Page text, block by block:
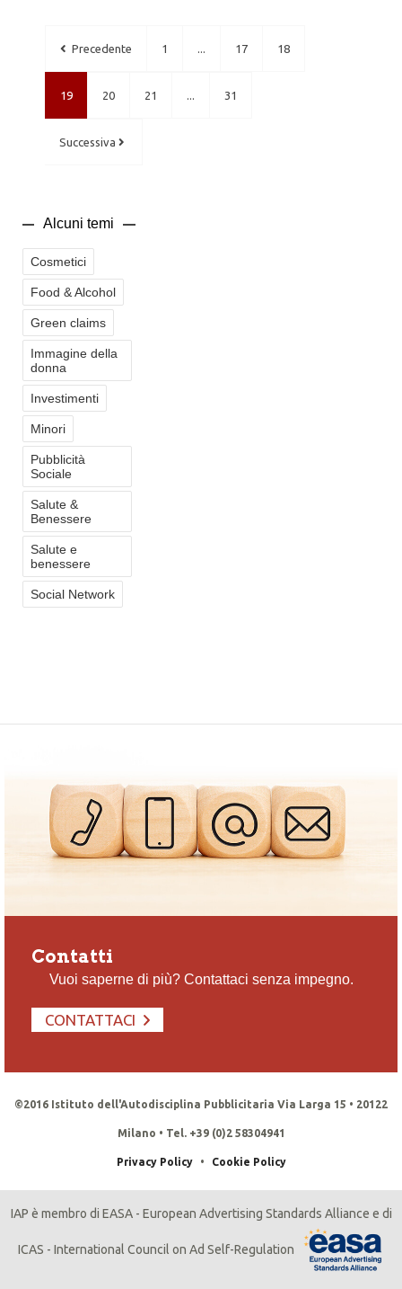
Precedente 1 ... 17 18
19 20 21 ... 31
Successiva
Alcuni temi
Cosmetici
Food & Alcohol
Green claims
Immagine della
donna
Investimenti
Minori
Pubblicità
Sociale
Salute &
Benessere
Salute e
benessere
Social Network
Contatti
Vuoi saperne di più? Contattaci senza impegno.
CONTATTACI
©2016 Istituto dell'Autodisciplina Pubblicitaria Via Larga 15 • 20122
Milano • Tel. +39 (0)2 58304941
Privacy Policy • Cookie Policy
IAP è membro di EASA - European Advertising Standards Alliance e di
ICAS - International Council on Ad Self-Regulation